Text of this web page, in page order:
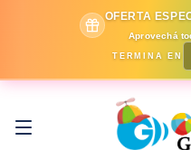
OFERTA
Aprovechá
TERMINA EN